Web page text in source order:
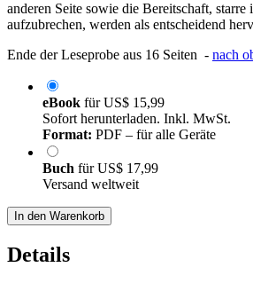
anderen Seite sowie die Bereitschaft, starre
aufzubrechen, werden als entscheidend
Ende der Leseprobe aus 16 Seiten - nach
eBook fürUS$ 15,99
Sofort herunterladen. Inkl. MwSt.
Format: PDF – für alle Geräte
Buch fürUS$ 17,99
Versand weltweit
In den Warenkorb
Details